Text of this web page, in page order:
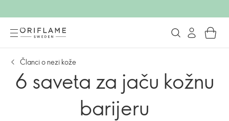
Članci o nezi kože
6 saveta za jaču kožnu
barijeru